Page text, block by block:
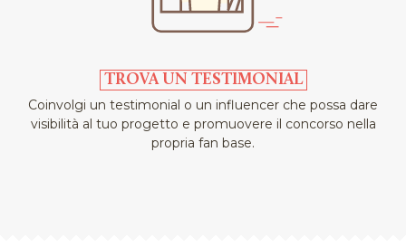
TROVA UN TESTIMONIAL
Coinvolgi un testimonial o un influencer che possa dare
visibilità al tuo progetto e promuovere il concorso nella
propria fan base.